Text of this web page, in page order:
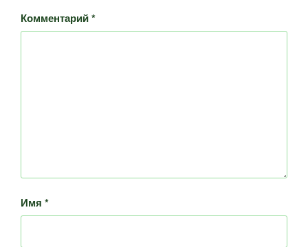
Комментарий*
Имя *